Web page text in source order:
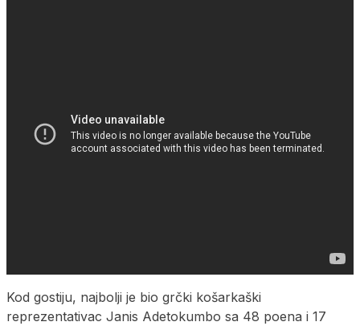
Kod gostiju, najbolji je bio grčki košarkaški
reprezentativac Јanis Adetokumbo sa 48 poena i 17